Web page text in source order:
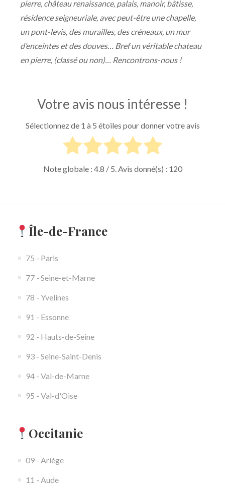
pierre, château renaissance, palais, manoir, bâtisse,
résidence seigneuriale, avec peut-être une chapelle,
un pont-levis, des murailles, des créneaux, un mur
d’enceintes et des douves… Bref un véritable chateau
en pierre, (classé ou non)… Rencontrons-nous !
Votre avis nous intéresse !
Sélectionnez de 1 à 5 étoiles pour donner votre avis
Note globale : 4.8 / 5. Avis donné(s) : 120
Île-de-France
75 - Paris
77 - Seine-et-Marne
78 - Yvelines
91 - Essonne
92 - Hauts-de-Seine
93 - Seine-Saint-Denis
94 - Val-de-Marne
95 - Val-d'Oise
Occitanie
09 - Ariège
11 - Aude